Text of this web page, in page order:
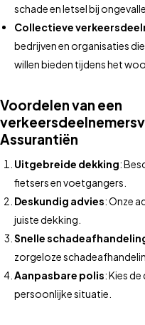
schade en letsel bij
Collectieve
bedrijven en organisaties
willen bieden tijdens het
Voordelen van een
Assurantiën
Uitgebreide dekking:
fietsers en voetgangers.
Deskundig advies: Onze
juiste dekking.
Snelle
zorgeloze
Aanpasbare polis: Kies
persoonlijke situatie.